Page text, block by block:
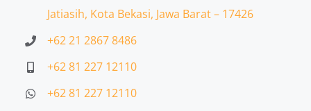
Jatiasih, Kota Bekasi, Jawa Barat – 17426
+62 21 2867 8486
+62 81 227 12110
+62 81 227 12110